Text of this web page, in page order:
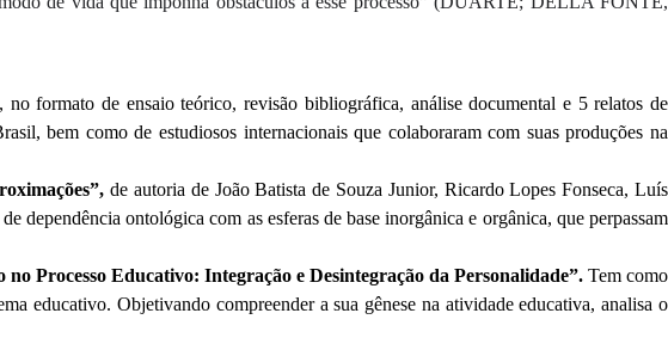
formato de ensaio teórico, revisão bibliográfica, análise documental e 5 relatos de
bem como de estudiosos internacionais que colaboraram com suas produções na
de autoria de João Batista de Souza Junior, Ricardo Lopes Fonseca, Luís
dependência ontológica com as esferas de base inorgânica e orgânica, que perpassam
Processo Educativo: Integração e Desintegração da Personalidade”. Tem como
educativo. Objetivando compreender a sua gênese na atividade educativa, analisa o